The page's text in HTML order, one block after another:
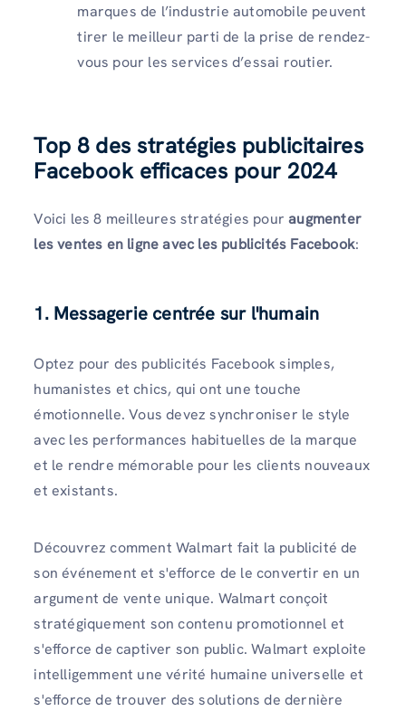
marques de l’industrie automobile peuvent
tirer le meilleur parti de la prise de rendez-
vous pour les services d’essai routier.
Top 8 des stratégies publicitaires
Facebook efficaces pour 2024
Voici les 8 meilleures stratégies pouraugmenter
les ventes en ligne avec les publicités Facebook:
1. Messagerie centrée sur l'humain
Optez pour des publicités Facebook simples,
humanistes et chics, qui ont une touche
émotionnelle. Vous devez synchroniser le style
avec les performances habituelles de la marque
et le rendre mémorable pour les clients nouveaux
et existants.
Découvrez comment Walmart fait la publicité de
son événement et s'efforce de le convertir en un
argument de vente unique. Walmart conçoit
stratégiquement son contenu promotionnel et
s'efforce de captiver son public. Walmart exploite
intelligemment une vérité humaine universelle et
s'efforce de trouver des solutions de dernière